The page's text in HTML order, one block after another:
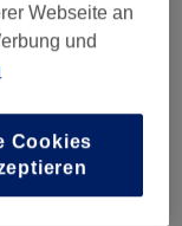
(4) ab 15 €
13 €
Webseite an
und
Cookies